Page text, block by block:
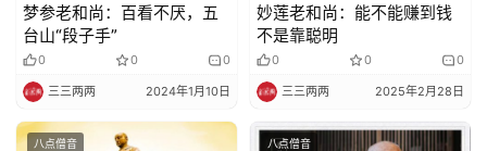
梦参老和尚：百看不厌，五
台山“段子手”
0 0 0
三三两两 2024年1月10日
妙莲老和尚：能不能赚到钱
不是靠聪明
0 0 0
三三两两 2025年2月28日
八点僧音 八点僧音